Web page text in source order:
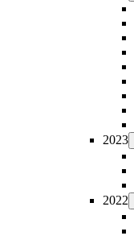
2023
2022